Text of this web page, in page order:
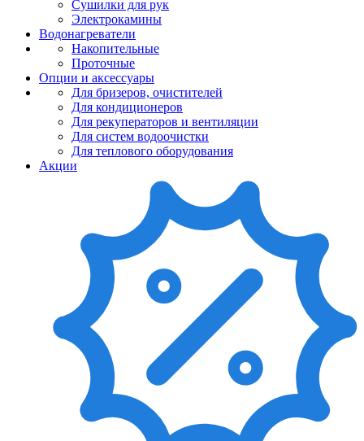
Сушилки для рук
Электрокамины
Водонагреватели
Накопительные
Проточные
Опции и аксессуары
Для бризеров, очистителей
Для кондиционеров
Для рекуператоров и вентиляции
Для систем водоочистки
Для теплового оборудования
Акции